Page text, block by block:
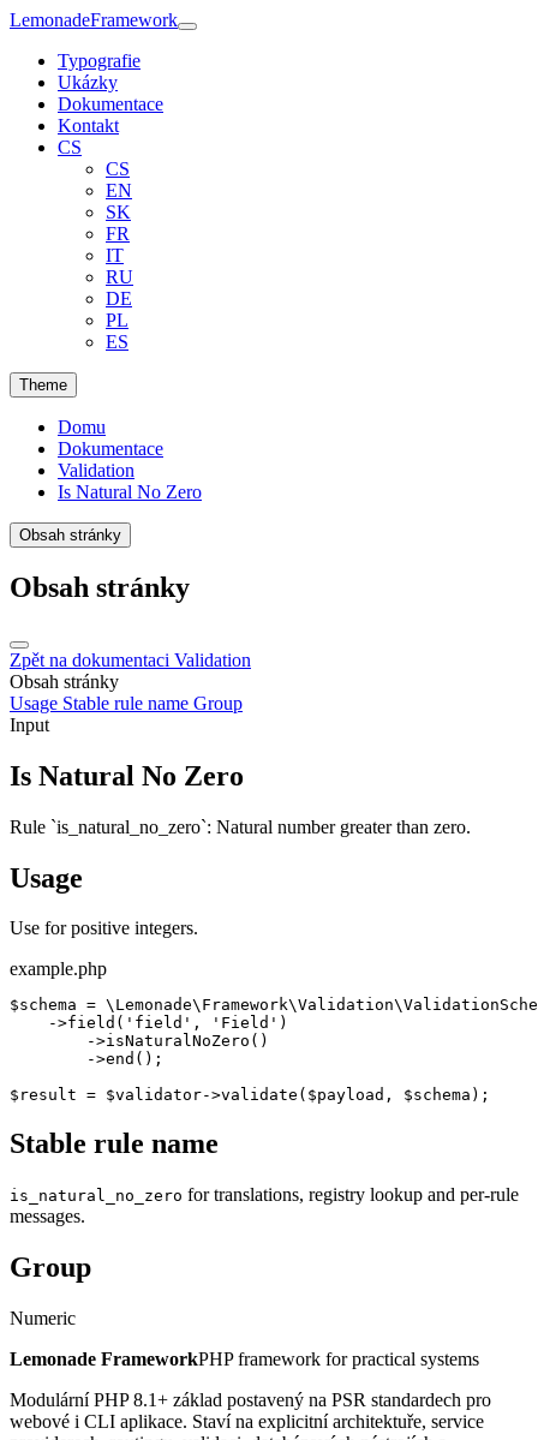
LemonadeFramework
Typografie
Ukázky
Dokumentace
Kontakt
CS
CS
EN
SK
FR
IT
RU
DE
PL
ES
Theme
Domu
Dokumentace
Validation
Is Natural No Zero
Obsah stránky
Obsah stránky
Zpět na dokumentaci Validation
Obsah stránky
Usage Stable rule name Group
Input
Is Natural No Zero
Rule `is_natural_no_zero`: Natural number greater than zero.
Usage
Use for positive integers.
example.php
$schema =
    ->field('field', 'Field')
        ->isNaturalNoZero()
        ->end();
$result = $validator->validate($payload, $schema);
Stable rule name
is_natural_no_zero for translations, registry lookup and per-rule
messages.
Group
Numeric
Lemonade FrameworkPHP framework for practical systems
Modulární PHP 8.1+ základ postavený na PSR standardech pro
webové i CLI aplikace. Staví na explicitní architektuře, service